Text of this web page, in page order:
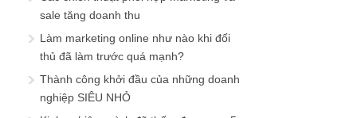
sale tăng doanh thu
Làm marketing online như nào khi đối
thủ đã làm trước quá mạnh?
Thành công khởi đầu của những doanh
nghiệp SIÊU NHỎ